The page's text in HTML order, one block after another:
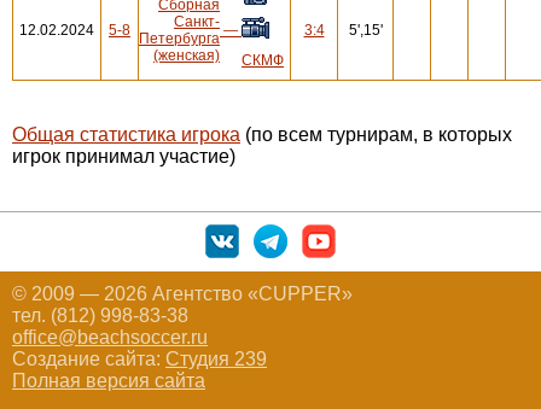
12.02.2024 5-8
Сборная
Санкт-
Петербурга
(женская)
—
СКМФ
3:4 5',15'
Общая статистика игрока (по всем турнирам, в которых
игрок принимал участие)
© 2009 — 2026 Агентство «CUPPER»
тел. (812) 998-83-38
office@beachsoccer.ru
Создание сайта: Студия 239
Полная версия сайта